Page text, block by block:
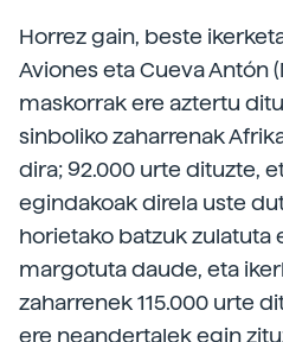
Horrez gain, beste
Aviones eta Cueva Antón
maskorrak ere aztertu
sinboliko zaharrenak
dira; 92.000 urte dituzte,
egindakoak direla uste
horietako batzuk zulatuta
margotuta daude, eta
zaharrenek 115.000 urte
ere neandertalek egin